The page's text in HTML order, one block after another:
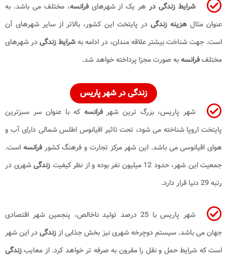
شرایط زندگی در هر یک از شهرهایفرانسه، مختلف می باشد. به
عنوان مثالهزینه زندگیدر پایتخت این کشور، بالاتر از سایر شهرهای آن
است. جهت شناخت بیشتر علاقه مندان، در ادامه بهشرایط زندگیدر شهرهای
مختلففرانسهبه صورت مجزا پرداخته خواهد شد.
زندگیدرشهر پاریس
شهر پاریس، بزرگ ترین شهرفرانسهکه با عنوان سر سبزترین
پایتخت اروپا شناخته می شود، تحت تاثیر اقیانوس اطلس شمالی دارای آب و
هوای اقیانوسی می باشد. این شهر مرکز تجارت و فرهنگ کشورفرانسه است.
جمعیت این شهر، حدود 12 میلیون نفر بوده و از نظر کیفیت
زندگیشهری در
رتبه 29 دنیا قرار دارد.
شهر پاریس با 25 درصد تولید ناخالص، پنجمین شهر اقتصادی
جهان می باشد. سیستم دوچرخه شهری نیز بخش جذابی اززندگیدر این شهر
است که شرایط حمل و نقل را مقرون به صرفه تر خواهد کرد. از معایبزندگی